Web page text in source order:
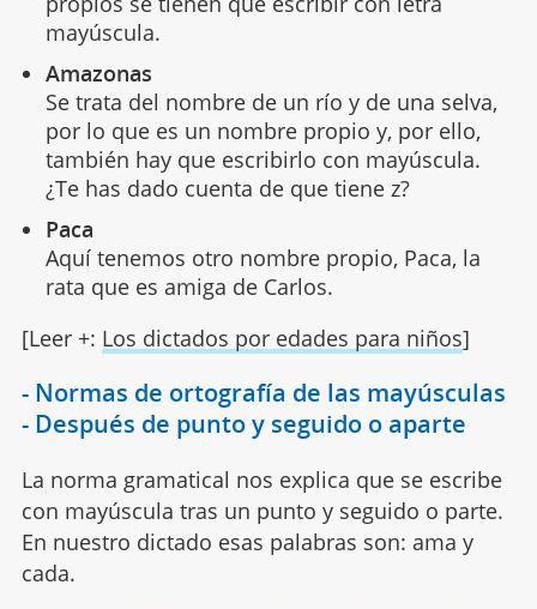
mayúscula.
Amazonas
Se trata del nombre de un río y de una selva,
por lo que es un nombre propio y, por ello,
también hay que escribirlo con mayúscula.
¿Te has dado cuenta de que tiene z?
Paca
Aquí tenemos otro nombre propio, Paca, la
rata que es amiga de Carlos.
[Leer +: Los dictados por edades para niños]
- Normas de ortografía de las mayúsculas
- Después de punto y seguido o aparte
La norma gramatical nos explica que se escribe
con mayúscula tras un punto y seguido o parte.
En nuestro dictado esas palabras son: ama y
cada.